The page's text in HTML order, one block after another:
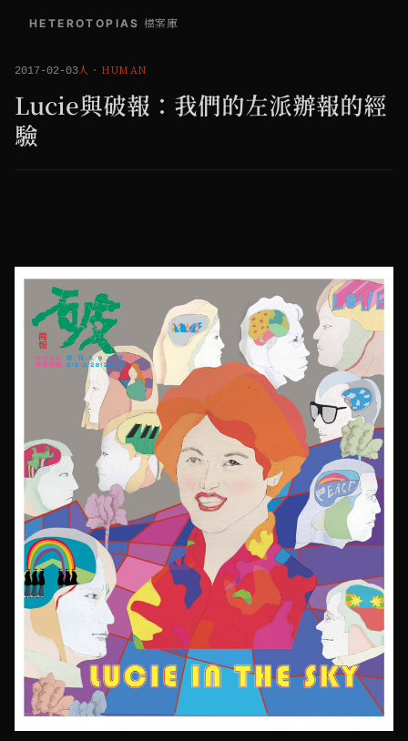
HETEROTOPIAS 檔案庫
2017-02-03人 ・ HUMAN
Lucie與破報：我們的左派辦報的經
驗